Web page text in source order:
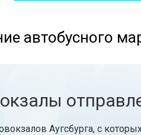
автобусного
Аугсбурга, с